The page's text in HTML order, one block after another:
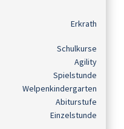
Erkrath
Schulkurse
Agility
Spielstunde
Welpenkindergarten
Abiturstufe
Einzelstunde